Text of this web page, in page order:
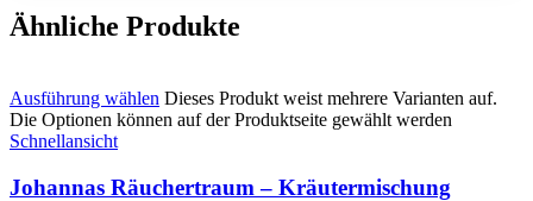
Ähnliche Produkte
Ausführung wählen Dieses Produkt weist mehrere Varianten auf.
Die Optionen können auf der Produktseite gewählt werden
Schnellansicht
Johannas Räuchertraum – Kräutermischung